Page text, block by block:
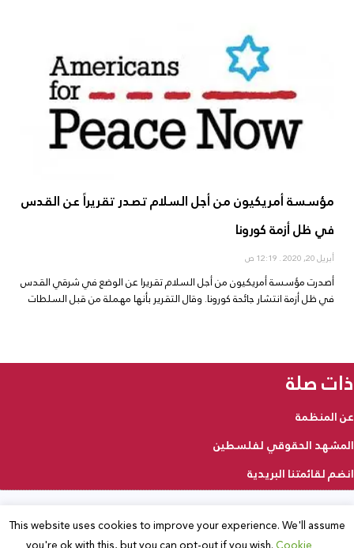
مؤسسة أمريكيون من أجل السلام تصدر تقريراً عن القدس
في ظل أزمة كورونا
أبريل 20, 2020
أصدرت مؤسسة أمريكيون من أجل السلام تقريرا عن الوضع في شرقي القدس
في ظل أزمة انتشار جائحة كورونا. وقال التقرير بأنها مهملة من قبل السلطات
ذات صلة
عن المنظمة
المشهد الحقوقي لفلسطين
انضم لقائمتنا البريدية
2025 © جميع الحقوق محفوظة
This website uses cookies to improve your experience. We'll assume